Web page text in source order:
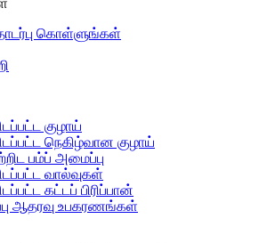
கொள்ளுங்கள்
குழாய்
நெகிழ்வான குழாய்
பம்ப் அமைப்பு
வால்வுகள்
கட்டப் பிரிப்பான்
ஆதரவு உபகரணங்கள்